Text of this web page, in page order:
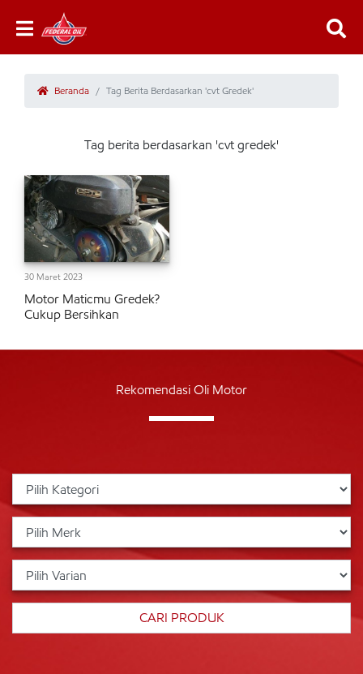
Beranda Tag Berita Berdasarkan 'cvt Gredek'
Tag berita berdasarkan 'cvt gredek'
30 Maret 2023
Motor Maticmu Gredek?
Cukup Bersihkan
Rekomendasi Oli Motor